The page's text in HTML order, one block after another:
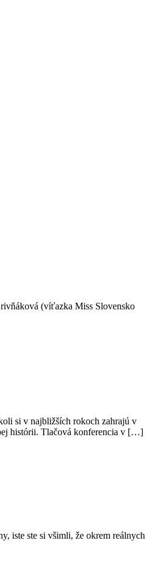
(víťazka Miss Slovensko
si v najbližších rokoch zahrajú v
histórii. Tlačová konferencia v […]
iste ste si všimli, že okrem reálnych